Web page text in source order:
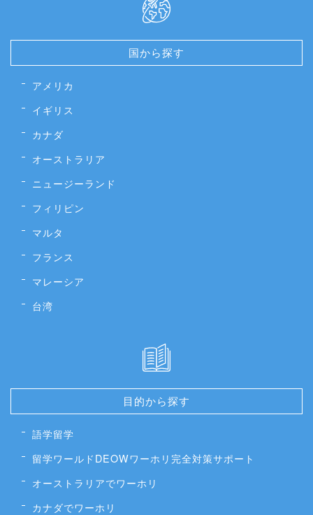
国から探す
アメリカ
イギリス
カナダ
オーストラリア
ニュージーランド
フィリピン
マルタ
フランス
マレーシア
台湾
目的から探す
語学留学
留学ワールドDEOWワーホリ完全対策サポート
オーストラリアでワーホリ
カナダでワーホリ